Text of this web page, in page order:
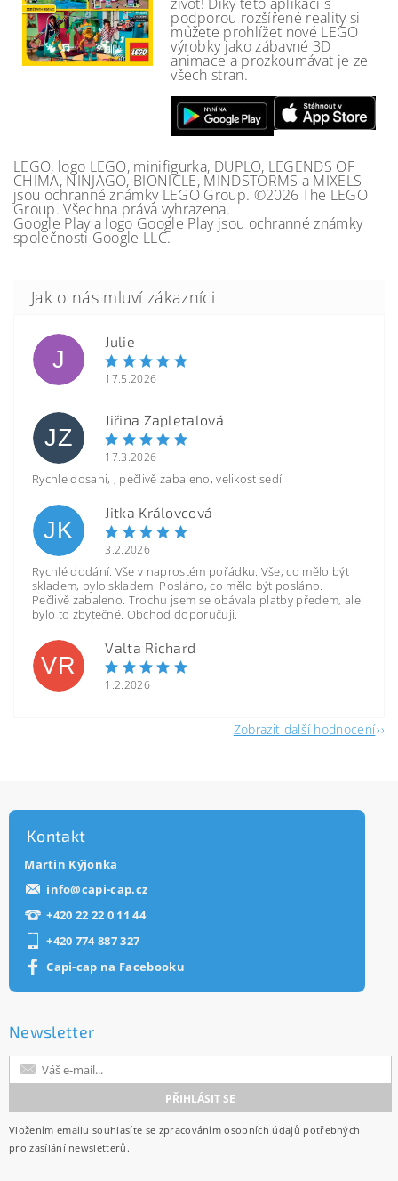
podporou rozšířené reality si
můžete prohlížet nové LEGO
výrobky jako zábavné 3D
animace a prozkoumávat je ze
všech stran.
LEGO, logo LEGO, minifigurka, DUPLO, LEGENDS OF
CHIMA, NINJAGO, BIONICLE, MINDSTORMS a MIXELS
jsou ochranné známky LEGO Group. ©2026 The LEGO
Group. Všechna práva vyhrazena.
Google Play a logo Google Play jsou ochranné známky
společnosti Google LLC.
J
Julie
17.5.2026
JZ
Jiřina Zapletalová
17.3.2026
Rychle dosani, , pečlivě zabaleno, velikost sedí.
JK
Jitka Královcová
3.2.2026
Rychlé dodání. Vše v naprostém pořádku. Vše, co mělo být
skladem, bylo skladem. Posláno, co mělo být posláno.
Pečlivě zabaleno. Trochu jsem se obávala platby předem, ale
bylo to zbytečné. Obchod doporučuji.
VR
Valta Richard
1.2.2026
Zobrazit další hodnocení
Kontakt
Martin Kýjonka
info@capi-cap.cz
+420 22 22 0 11 44
+420 774 887 327
Capi-cap na Facebooku
Newsletter
Vložením emailu souhlasíte se zpracováním osobních údajů potřebných
pro zasílání newsletterů.